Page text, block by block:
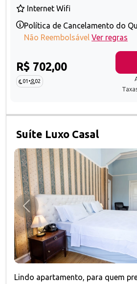
Internet Wifi
Política de Cancelamento do
Não Reembolsável Ver regras
R$ 702,00
01 • 02
Suíte Luxo Casal
Anterior
Lindo apartamento, para quem